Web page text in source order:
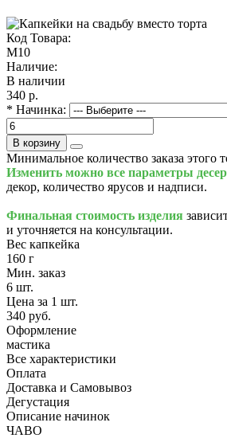
Код Товара:
M10
Наличие:
В наличии
340 р.
* Начинка:
В корзину
Минимальное количество заказа этого
Изменить можно все параметры
декор, количество ярусов и надписи.
Финальная стоимость изделия
и уточняется на консультации.
Вес капкейка
160 г
Мин. заказ
6 шт.
Цена за 1 шт.
340 руб.
Оформление
мастика
Все характеристики
Оплата
Доставка и Самовывоз
Дегустация
Описание начинок
ЧАВО